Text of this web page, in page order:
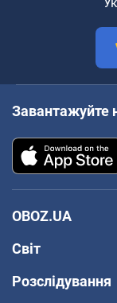
Завантажуйте
OBOZ.UA
Світ
Розслідування